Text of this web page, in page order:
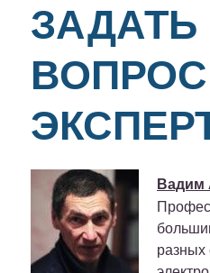
ЗАДАТЬ
ВОПРОС
разных